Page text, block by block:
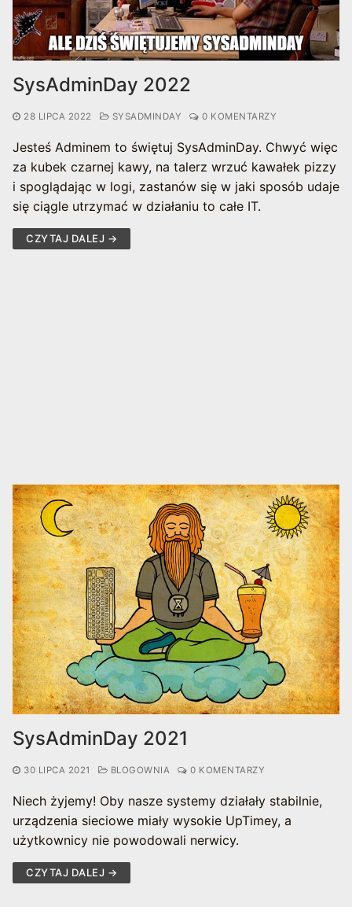
SysAdminDay 2022
28 LIPCA 2022 SYSADMINDAY 0 KOMENTARZY
Jesteś Adminem to świętuj SysAdminDay. Chwyć więc
za kubek czarnej kawy, na talerz wrzuć kawałek pizzy
i spoglądając w logi, zastanów się w jaki sposób udaje
się ciągle utrzymać w działaniu to całe IT.
CZYTAJ DALEJ →
SysAdminDay 2021
30 LIPCA 2021 BLOGOWNIA 0 KOMENTARZY
Niech żyjemy! Oby nasze systemy działały stabilnie,
urządzenia sieciowe miały wysokie UpTimey, a
użytkownicy nie powodowali nerwicy.
CZYTAJ DALEJ →